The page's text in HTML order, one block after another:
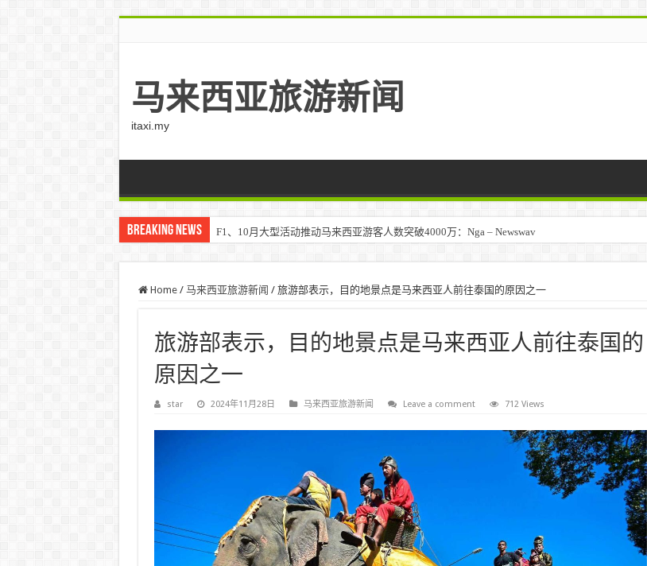
马来西亚旅游新闻
itaxi.my
Breaking News F1、10月大型活动推动马来西亚游客人数突破4000万：Nga – Newswav
Klook客路将印度和中东创作者聚集在马来西亚 – TravelBiz Monitor
Home / 马来西亚旅游新闻 / 旅游部表示，目的地景点是马来西亚人前往泰国的原因之一
旅游部表示，目的地景点是马来西亚人前往泰国的
原因之一
star 2024年11月28日 马来西亚旅游新闻 Leave a comment 712 Views